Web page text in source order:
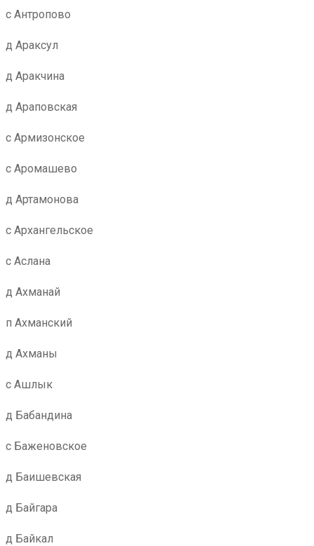
с Антропово
д Араксул
д Аракчина
д Араповская
с Армизонское
с Аромашево
д Артамонова
с Архангельское
с Аслана
д Ахманай
п Ахманский
д Ахманы
с Ашлык
д Бабандина
с Баженовское
д Баишевская
д Байгара
д Байкал